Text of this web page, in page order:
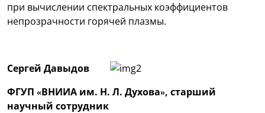
при вычислении спектральных коэффициентов
непрозрачности горячей плазмы.
Сергей Давыдов
ФГУП «ВНИИА им. Н. Л. Духова», старший
научный сотрудник